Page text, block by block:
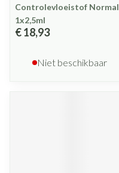
Controlevloeistof Normal
1x2,5ml
€ 18,93
Niet beschikbaar